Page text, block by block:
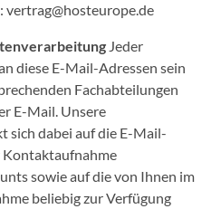
vertrag@hosteurope.de
Jeder
diese E-Mail-Adressen sein
Fachabteilungen
E-Mail. Unsere
sich dabei auf die E-Mail-
Kontaktaufnahme
sowie auf die von Ihnen im
beliebig zur Verfügung